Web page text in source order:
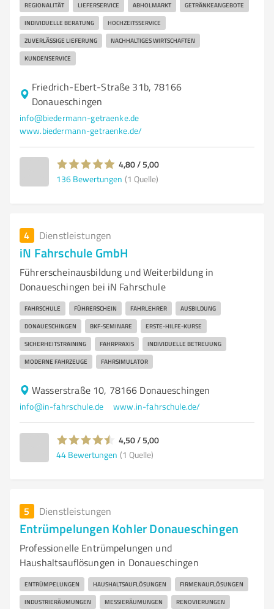
REGIONALITÄT LIEFERSERVICE ABHOLMARKT GETRÄNKEANGEBOTE
INDIVIDUELLE BERATUNG HOCHZEITSSERVICE
ZUVERLÄSSIGE LIEFERUNG NACHHALTIGES WIRTSCHAFTEN
KUNDENSERVICE
Friedrich-Ebert-Straße 31b, 78166
Donaueschingen
info@biedermann-getraenke.de
www.biedermann-getraenke.de/
4,80 / 5,00
136 Bewertungen (1 Quelle)
4 Dienstleistungen
iN Fahrschule GmbH
Führerscheinausbildung und Weiterbildung in
Donaueschingen bei iN Fahrschule
FAHRSCHULE FÜHRERSCHEIN FAHRLEHRER AUSBILDUNG
DONAUESCHINGEN BKF-SEMINARE ERSTE-HILFE-KURSE
SICHERHEITSTRAINING FAHRPRAXIS INDIVIDUELLE BETREUUNG
MODERNE FAHRZEUGE FAHRSIMULATOR
Wasserstraße 10, 78166 Donaueschingen
info@in-fahrschule.de www.in-fahrschule.de/
4,50 / 5,00
44 Bewertungen (1 Quelle)
5 Dienstleistungen
Entrümpelungen Kohler Donaueschingen
Professionelle Entrümpelungen und
Haushaltsauflösungen in Donaueschingen
ENTRÜMPELUNGEN HAUSHALTSAUFLÖSUNGEN FIRMENAUFLÖSUNGEN
INDUSTRIERÄUMUNGEN MESSIERÄUMUNGEN RENOVIERUNGEN